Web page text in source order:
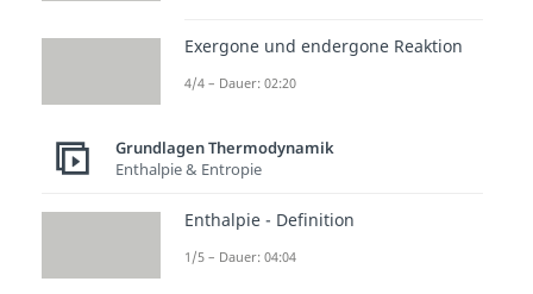
Exergone und endergone Reaktion
4/4 – Dauer: 02:20
Grundlagen Thermodynamik
Enthalpie & Entropie
Enthalpie - Definition
1/5 – Dauer: 04:04